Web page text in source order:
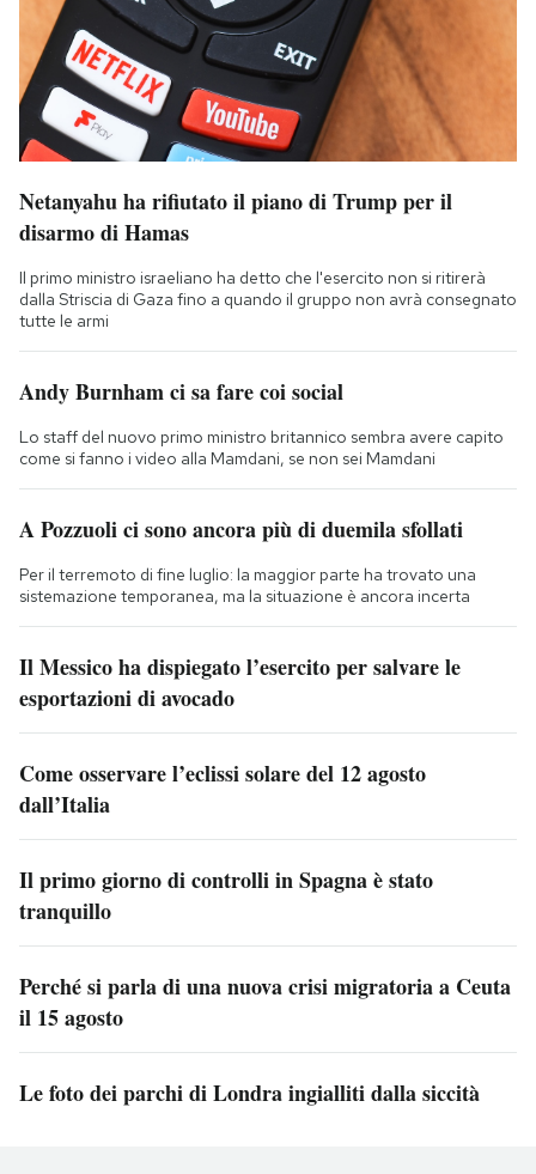
Netanyahu ha rifiutato il piano di Trump per il
disarmo di Hamas
Il primo ministro israeliano ha detto che l'esercito non si ritirerà
dalla Striscia di Gaza fino a quando il gruppo non avrà consegnato
tutte le armi
Andy Burnham ci sa fare coi social
Lo staff del nuovo primo ministro britannico sembra avere capito
come si fanno i video alla Mamdani, se non sei Mamdani
A Pozzuoli ci sono ancora più di duemila sfollati
Per il terremoto di fine luglio: la maggior parte ha trovato una
sistemazione temporanea, ma la situazione è ancora incerta
Il Messico ha dispiegato l’esercito per salvare le
esportazioni di avocado
Come osservare l’eclissi solare del 12 agosto
dall’Italia
Il primo giorno di controlli in Spagna è stato
tranquillo
Perché si parla di una nuova crisi migratoria a Ceuta
il 15 agosto
Le foto dei parchi di Londra ingialliti dalla siccità